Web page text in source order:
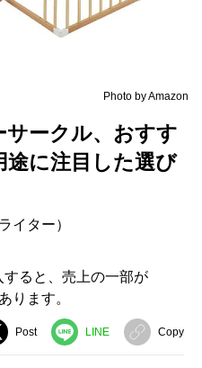
Photo by Amazon
サークル、おすす
に注目した選び
イター）
ると、売上の一部が
ります。
Post LINE Copy